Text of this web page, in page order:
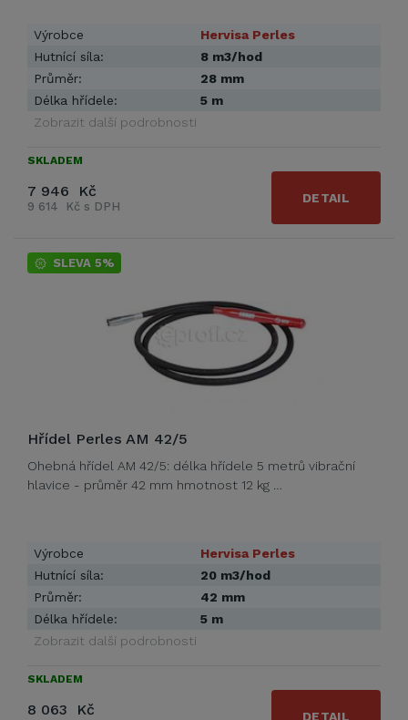
Výrobce
Hervisa Perles
Hutnící síla:
8 m3/hod
Průměr:
28 mm
Délka hřídele:
5 m
Zobrazit další podrobnosti
SKLADEM
7 946 Kč
9 614 Kč s DPH
DETAIL
SLEVA 5%
Hřídel Perles AM 42/5
Ohebná hřídel AM 42/5: délka hřídele 5 metrů vibrační
hlavice - průměr 42 mm hmotnost 12 kg …
Výrobce
Hervisa Perles
Hutnící síla:
20 m3/hod
Průměr:
42 mm
Délka hřídele:
5 m
Zobrazit další podrobnosti
SKLADEM
8 063 Kč DETAIL